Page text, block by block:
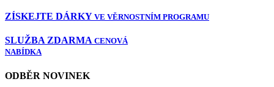
ZÍSKEJTE DÁRKY VE VĚRNOSTNÍM PROGRAMU
SLUŽBA ZDARMA CENOVÁ
NABÍDKA
ODBĚR NOVINEK